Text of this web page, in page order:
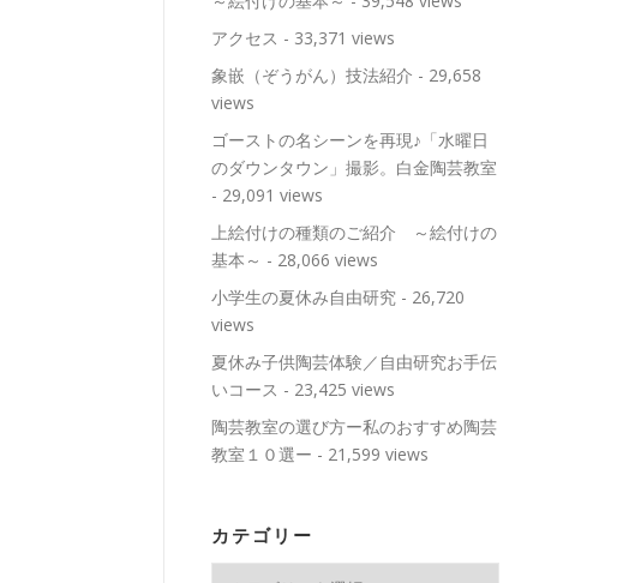
アクセス - 33,371 views
象嵌（ぞうがん）技法紹介 - 29,658
views
ゴーストの名シーンを再現♪「水曜日
のダウンタウン」撮影。白金陶芸教室
- 29,091 views
上絵付けの種類のご紹介 ～絵付けの
基本～ - 28,066 views
小学生の夏休み自由研究 - 26,720
views
夏休み子供陶芸体験／自由研究お手伝
いコース - 23,425 views
陶芸教室の選び方ー私のおすすめ陶芸
教室１０選ー - 21,599 views
カテゴリー